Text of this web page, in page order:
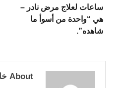
ساعات لعلاج مرض نادر –
هي “واحدة من أسوأ ما
شاهده”.
About خالد الميسري